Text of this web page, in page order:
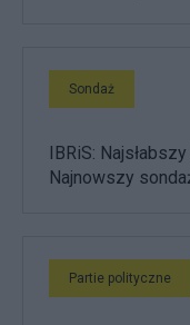
Sondaż
IBRiS:
Najnowszy
Partie polityczne